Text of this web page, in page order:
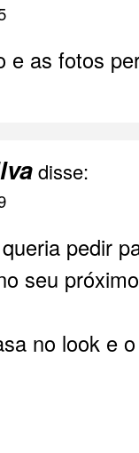
e as fotos
disse:
pedir
seu
no look e